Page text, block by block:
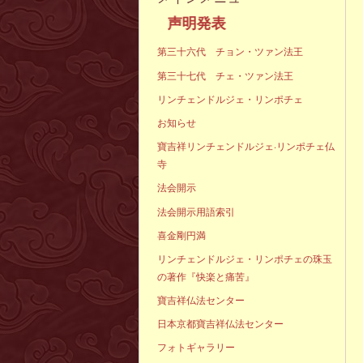
第三十六代 チョン・ツァン法王
第三十七代 チェ・ツァン法王
リンチェンドルジェ・リンポチェ
お知らせ
寶吉祥リンチェンドルジェ·リンポチェ仏
寺
法会開示
法会開示用語索引
喜金剛円満
リンチェンドルジェ・リンポチェの珠玉
の著作『快楽と痛苦』
寶吉祥仏法センター
日本京都寶吉祥仏法センター
フォトギャラリー